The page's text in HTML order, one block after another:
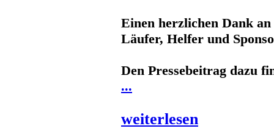
Einen herzlichen Dank
Läufer, Helfer und
Den Pressebeitrag dazu
...
weiterlesen